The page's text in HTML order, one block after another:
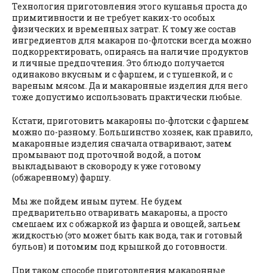
Технология приготовления этого кушанья проста до
примитивности и не требует каких-то особых
физических и временных затрат. К тому же состав
ингредиентов для макарон по-флотски всегда можно
подкорректировать, опираясь на наличие продуктов
и личные предпочтения. Это блюдо получается
одинаково вкусным и с фаршем, и с тушенкой, и с
вареным мясом. Да и макаронные изделия для него
тоже допустимо использовать практически любые.
Кстати, приготовить макароны по-флотски с фаршем
можно по-разному. Большинство хозяек, как правило,
макаронные изделия сначала отваривают, затем
промывают под проточной водой, а потом
выкладывают в сковороду к уже готовому
(обжаренному) фаршу.
Мы же пойдем иным путем. Не будем
предварительно отваривать макароны, а просто
смешаем их с обжаркой из фарша и овощей, зальем
жидкостью (это может быть как вода, так и готовый
бульон) и потомим под крышкой до готовности.
При таком способе приготовления макаронные